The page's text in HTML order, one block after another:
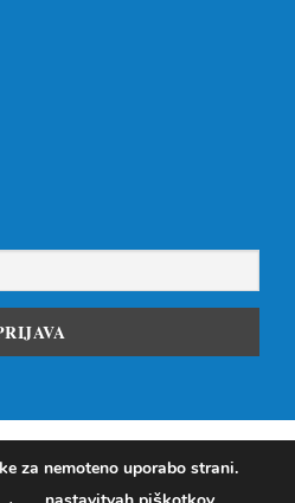
Stripe MasterCardVisa
za nemoteno uporabo strani.